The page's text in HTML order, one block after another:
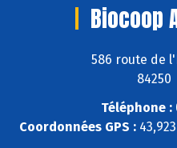
Biocoop
586 route de
Téléphone :
Coordonnées GPS :